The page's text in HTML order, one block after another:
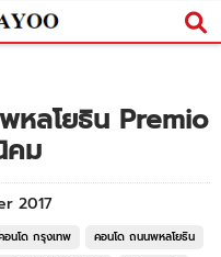
หลโยธิน Premio
คม
2017
อนโด กรุงเทพ
คอนโด ถนนพหลโยธิน